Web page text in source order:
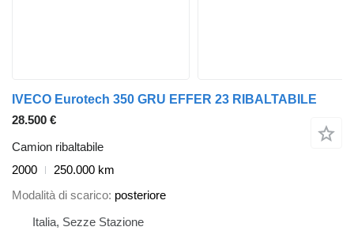
IVECO Eurotech 350 GRU EFFER 23 RIBALTABILE
28.500 €
Camion ribaltabile
2000
250.000 km
Modalità di scarico posteriore
Italia, Sezze Stazione